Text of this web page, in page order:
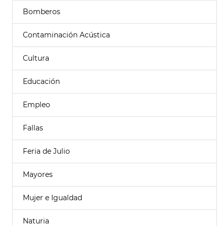
Bomberos
Contaminación Acústica
Cultura
Educación
Empleo
Fallas
Feria de Julio
Mayores
Mujer e Igualdad
Naturia